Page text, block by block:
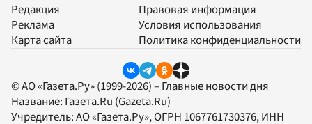
Редакция
Реклама
Карта сайта
Правовая информация
Условия использования
Политика конфиденциальности
© АО «Газета.Ру» (1999-2026) – Главные новости дня
Название: Газета.Ru (Gazeta.Ru)
Учредитель:АО «Газета.Ру», ОГРН 1067761730376, ИНН